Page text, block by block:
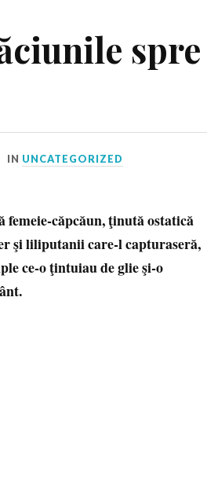
spre
IN UNCATEGORIZED
femeie‑căpcăun, ţinută ostatică
şi liliputanii care‑l capturaseră,
ce‑o ţintuiau de glie şi‑o